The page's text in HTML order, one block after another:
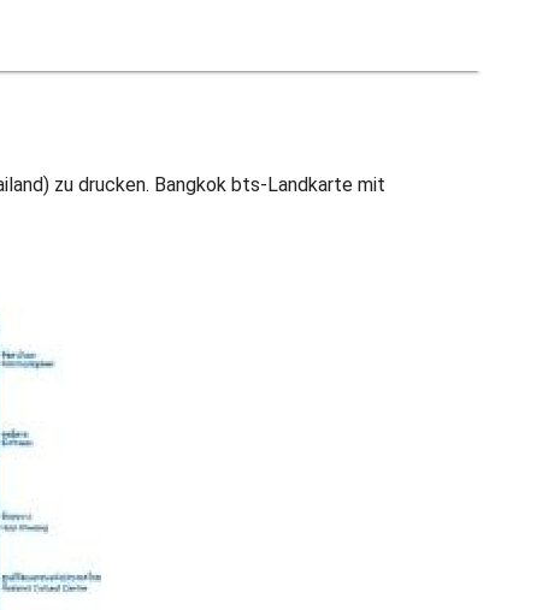
zu drucken. Bangkok bts-Landkarte mit